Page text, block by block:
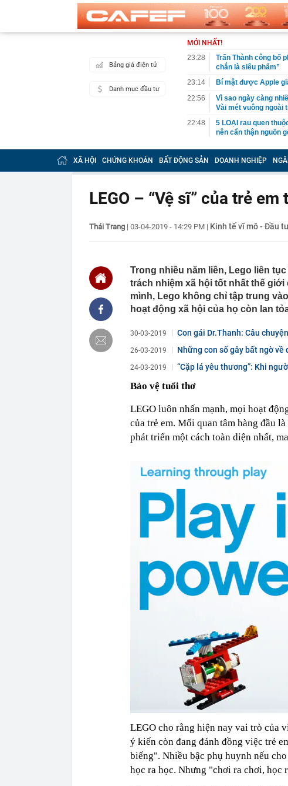
Bảng giá điện tử
Danh mục đầu tư
MỚI NHẤT!
23:28
Trấn Thành công bố
chắn là siêu phẩm”
23:14
Bí mật được Apple
22:56
Vì sao ngày càng
Vài mét vuông ngoài
22:48
5 LOẠI rau quen
nên cẩn thận nguồn
22:28
CHÍNH THỨC: Lịch
nghỉ hè
22:25
Vì sao đồ ăn Việt
huynh - giáo viên
của Nga
định: Riêng tháng 7/
21:37
Tổng thống Trump
21:35
Du khách Tây:
nghiện rất cao'
21:20
Miền Bắc sắp đón
4 món ăn ngon mà
38 lần táo: Phụ nữ
21:14
Cậu bé hồi nhỏ đen
21:05
Su-57 ẩn chứa bất
vãng
20:52
Cô gái vô danh nổi
20:45
Một 'vua pin' tuyên
XÃ HỘI CHỨNG KHOÁN BẤT ĐỘNG SẢN DOANH NGHIỆP
LEGO – “Vệ sĩ” của trẻ
Thái Trang | 03-04-2019 - 14:29 PM | Kinh tế vĩ mô - Đầu
Trong nhiều năm liền, Lego liên
trách nhiệm xã hội tốt nhất thế
mình, Lego không chỉ tập trung
hoạt động xã hội của họ còn lan
30-03-2019
Con gái Dr.Thanh: Câu
26-03-2019 Những con số gây bất ngờ
24-03-2019 “Cặp lá yêu thương”: Khi
Bảo vệ tuổi thơ
LEGO luôn nhấn mạnh, mọi hoạt
của trẻ em. Mối quan tâm hàng đầu
phát triển một cách toàn diện nhất,
LEGO cho rằng hiện nay vai trò của
ý kiến còn đang đánh đồng việc trẻ
biếng". Nhiều bậc phụ huynh nếu
học ra học. Nhưng "chơi ra chơi, học